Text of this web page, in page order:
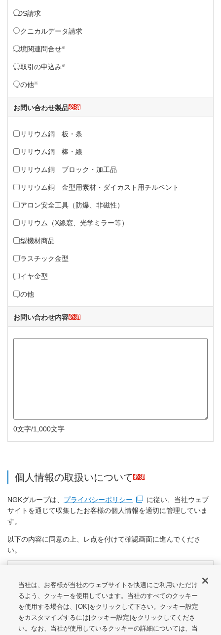
SDS請求
テクニカルデータ請求
環境関連問合せ※
お取引の申込み ※
その他※
お問い合わせ製品必須
お問い合わせ製品
ベリリウム銅 板・条
ベリリウム銅 棒・線
ベリリウム銅 ブロック・加工品
ベリリウム銅 金型用素材・ダイカスト用チルベント
ベアロン安全工具（防爆、非磁性）
ベリリウム（X線窓、光学ミラー等）
金型機材商品
プラスチック金型
タイヤ金型
その他
お問い合わせ内容必須
0文字/1,000文字
個人情報の取扱いについて 必須
NGKグループは、 プライバシーポリシー
新規ウィンドウを開きます
に従い、当社ウェブ
サイトを通じて収集したお客様の個人情報を適切に管理していま
す。
以下の内容に同意の上、レ点を付けて確認画面に進んでくださ
い。
新規ウィンドウを開きます
新規ウィンドウを開きます
み、内容を理解し同意します。
入力内容を確認する
当社は、お客様が当社のウェブサイトを快適にご利用いただけ
るよう、クッキーを使用しています。当社のすべてのクッキー
を使用する場合は、[OK]をクリックして下さい。クッキー設定
をカスタマイズするには[クッキー設定]をクリックしてくださ
い。なお、当社が使用しているクッキーの詳細については、当